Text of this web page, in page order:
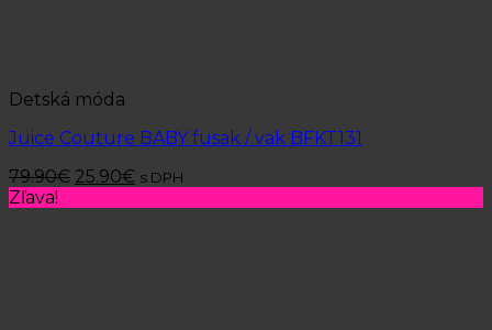
Detská móda
Juice Couture BABY fusak / vak BFKT131
79.90€ 25.90€ s DPH
Zľava!